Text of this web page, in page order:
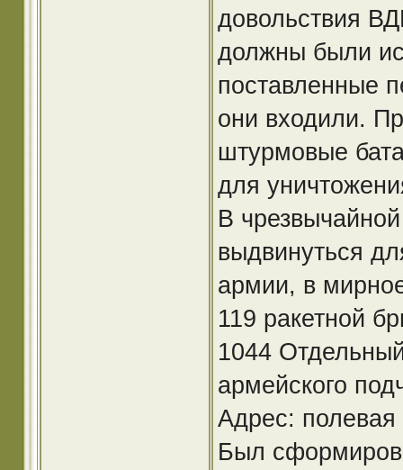
довольствия
должны были
поставленные
они входили.
штурмовые
для
В
выдвинуться
армии, в
119 ракетной
1044
армейского
Адрес:
Был